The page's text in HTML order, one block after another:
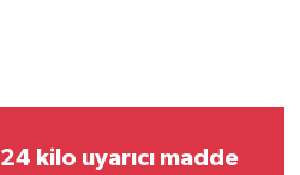
24 kilo uyarıcı madde